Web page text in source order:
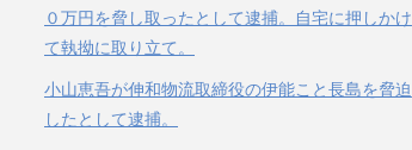
０万円を脅し取ったとして逮捕。自宅に押しかけ
て執拗に取り立て。
小山恵吾が伸和物流取締役の伊能こと長島を脅迫
したとして逮捕。